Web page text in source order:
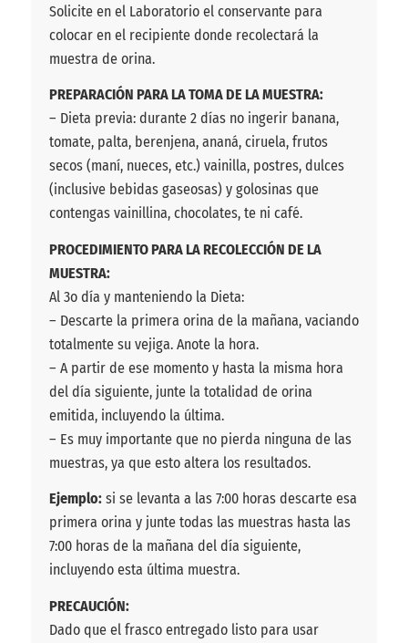
Solicite en el Laboratorio el conservante para
colocar en el recipiente donde recolectará la
muestra de orina.
PREPARACIÓN PARA LA TOMA DE LA MUESTRA:
– Dieta previa: durante 2 días no ingerir banana,
tomate, palta, berenjena, ananá, ciruela, frutos
secos (maní, nueces, etc.) vainilla, postres, dulces
(inclusive bebidas gaseosas) y golosinas que
contengas vainillina, chocolates, te ni café.
PROCEDIMIENTO PARA LA RECOLECCIÓN DE LA
MUESTRA:
Al 3o día y manteniendo la Dieta:
– Descarte la primera orina de la mañana, vaciando
totalmente su vejiga. Anote la hora.
– A partir de ese momento y hasta la misma hora
del día siguiente, junte la totalidad de orina
emitida, incluyendo la última.
– Es muy importante que no pierda ninguna de las
muestras, ya que esto altera los resultados.
Ejemplo:si se levanta a las 7:00 horas descarte esa
primera orina y junte todas las muestras hasta las
7:00 horas de la mañana del día siguiente,
incluyendo esta última muestra.
PRECAUCIÓN:
Dado que el frasco entregado listo para usar